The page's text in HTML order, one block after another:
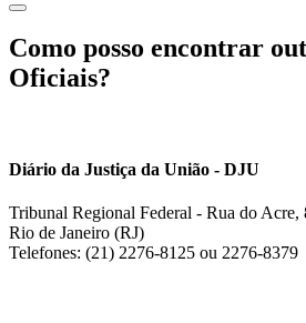
Como posso encontrar
Oficiais?
Diário da Justiça da União - DJU
Tribunal Regional Federal - Rua do Acre,
Rio de Janeiro (RJ)
Telefones: (21) 2276-8125 ou 2276-8379